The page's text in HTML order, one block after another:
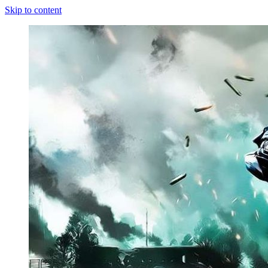
Skip to content